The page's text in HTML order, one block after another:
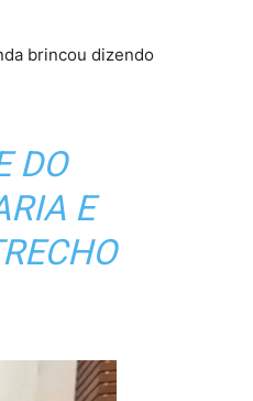
brincou dizendo
DO
E